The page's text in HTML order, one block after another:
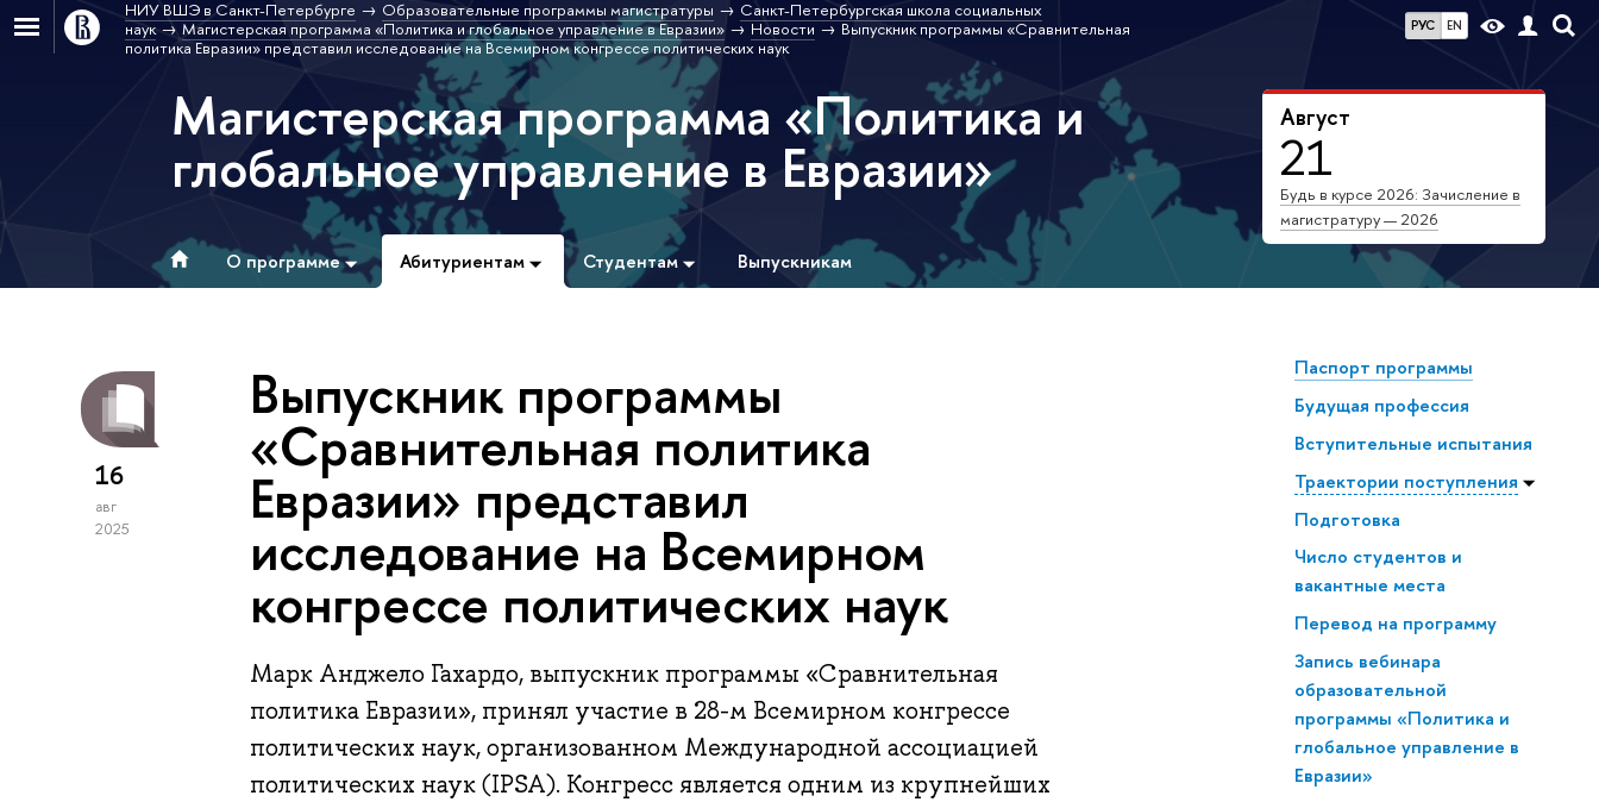
РУС EN
НИУ ВШЭ в Санкт-Петербурге Образовательные программы магистратуры
Санкт-Петербургская школа социальных
наук
Магистерская программа «Политика и глобальное управление в Евразии» Новости
Выпускник программы «Сравнительная
политика Евразии» представил исследование на Всемирном конгрессе политических наук
Август
21
Будь в курсе 2026: Зачисление в
магистратуру — 2026
Магистерская программа «Политика и
глобальное управление в Евразии»
О программе Абитуриентам Студентам Выпускникам
Паспорт программы
Будущая профессия
Всту­пи­тель­ные испытания
Траектории поступления
Подготовка
Число студентов и
вакантные места
Перевод на программу
Запись вебинара
образовательной
программы «Политика и
глобальное управление в
Евразии»
16
авг
2025
Выпускник программы
«Сравнительная политика
Евразии» представил
исследование на Всемирном
конгрессе политических наук
Марк Анджело Гахардо, выпускник программы «Сравнительная
политика Евразии», принял участие в 28-м Всемирном конгрессе
политических наук, организованном Международной ассоциацией
политических наук (IPSA). Конгресс является одним из крупнейших